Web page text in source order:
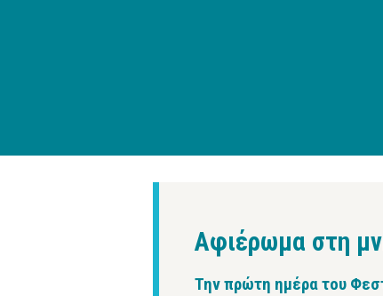
Αφιέρωμα στη
Την πρώτη ημέρα του